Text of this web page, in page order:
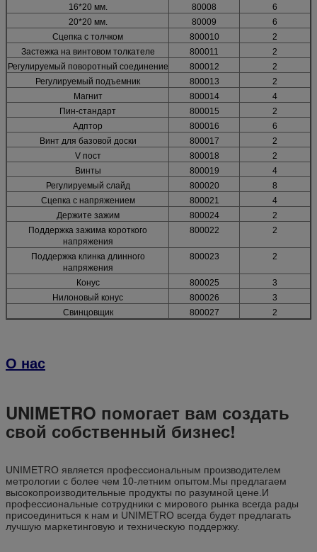
16*20 мм.
80008
6
20*20 мм.
80009
6
Сцепка с толчком
800010
2
Застежка на винтовом толкателе
800011
2
Регулируемый поворотный соединение
800012
2
Регулируемый подъемник
800013
2
Магнит
800014
4
Пин-стандарт
800015
2
Адптор
800016
6
Винт для базовой доски
800017
2
V пост
800018
2
Винты
800019
4
Регулируемый слайд
800020
8
Сцепка с напряжением
800021
4
Держите зажим
800024
2
Поддержка зажима короткого
напряжения
800022 2
Поддержка клинка длинного
напряжения
800023 2
Конус 800025
3
Нилоновый конус
800026
3
Свинцовщик
800027 2
О нас
UNIMETRO помогает вам создать
свой собственный бизнес!
UNIMETRO является профессиональным производителем
метрологии с более чем 10-летним опытом.Мы предлагаем
высокопроизводительные продукты по разумной цене.И
профессиональные сотрудники с мирового рынка всегда рады
присоединиться к нам и UNIMETRO всегда будет предлагать
лучшую маркетинговую и техническую поддержку.